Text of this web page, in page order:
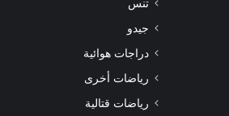
تنس
جيدو
دراجات هوائية
رياضات أخرى
رياضات قتالية